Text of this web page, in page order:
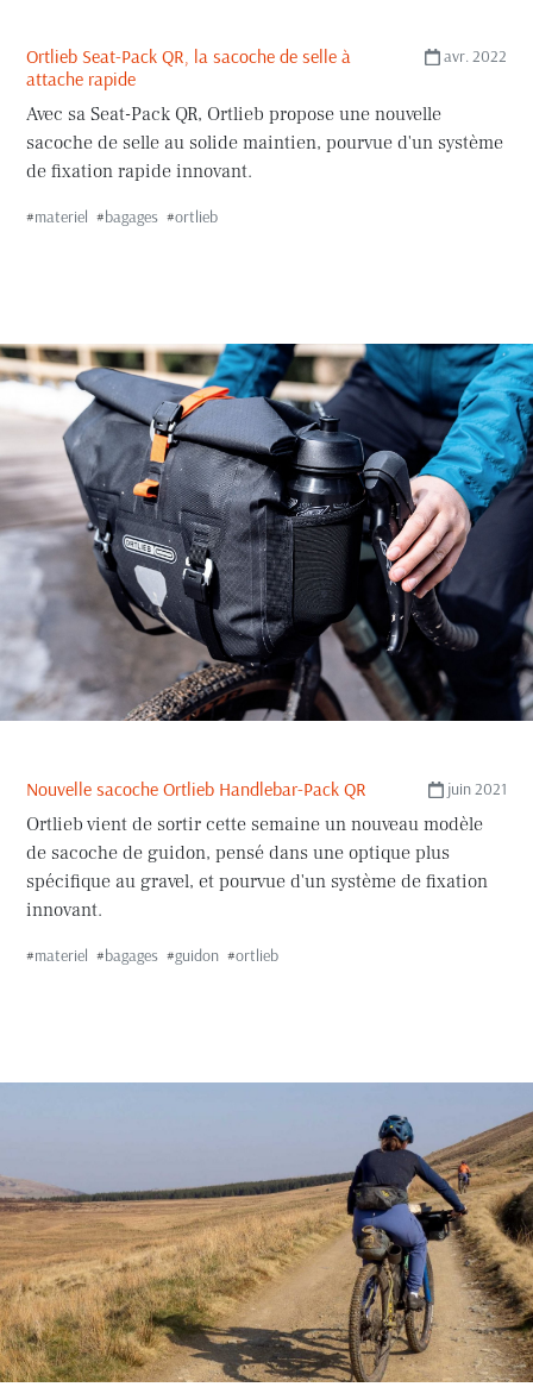
avr. 2022
Ortlieb Seat-Pack QR, la sacoche de selle à
attache rapide
Avec sa Seat-Pack QR, Ortlieb propose une nouvelle
sacoche de selle au solide maintien, pourvue d'un système
de fixation rapide innovant.
#materiel #bagages #ortlieb
juin 2021
Nouvelle sacoche Ortlieb Handlebar-Pack QR
Ortlieb vient de sortir cette semaine un nouveau modèle
de sacoche de guidon, pensé dans une optique plus
spécifique au gravel, et pourvue d'un système de fixation
innovant.
#materiel #bagages #guidon #ortlieb